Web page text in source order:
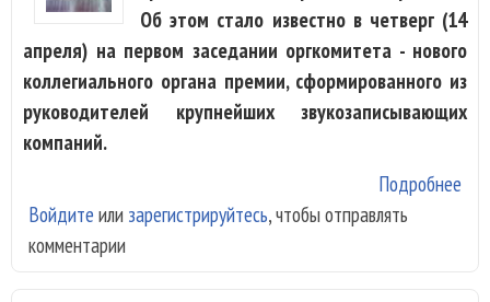
Об этом стало известно в четверг (14
апреля) на первом заседании оргкомитета - нового
коллегиального органа премии, сформированного из
руководителей крупнейших звукозаписывающих
компаний.
Подробнее
Войдите или зарегистрируйтесь, чтобы отправлять
комментарии